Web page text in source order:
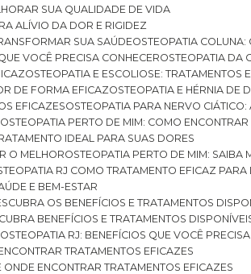
SUA QUALIDADE DE VIDA
ALÍVIO DA DOR E RIGIDEZ
SUA SAÚDE
OSTEOPATIA
VOCÊ PRECISA CONHECER
OSTEOPATIA
OSTEOPATIA E ESCOLIOSE: TRATAMENTOS
DE FORMA EFICAZ
OSTEOPATIA E HÉRNIA DE
EFICAZES
OSTEOPATIA PARA NERVO
OSTEOPATIA PERTO DE MIM: COMO
IDEAL PARA SUAS DORES
O MELHOR
OSTEOPATIA PERTO DE MIM:
RJ COMO TRATAMENTO EFICAZ
E BEM-ESTAR
OS BENEFÍCIOS E TRATAMENTOS
BENEFÍCIOS E TRATAMENTOS
OSTEOPATIA RJ: BENEFÍCIOS QUE VOCÊ
TRATAMENTOS EFICAZES
ONDE ENCONTRAR TRATAMENTOS EFICAZES